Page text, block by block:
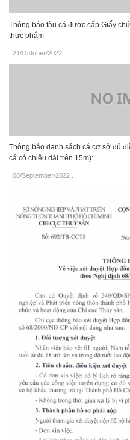
Thông báo tàu cá được cấp Giấy
thực phẩm
21/October/2022
Thông báo danh sách cá cơ sở đủ
cá có chiều dài trên 15m):
08/September/2022